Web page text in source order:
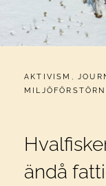
CATEGORIES:
AKTIVISM ,
ändå